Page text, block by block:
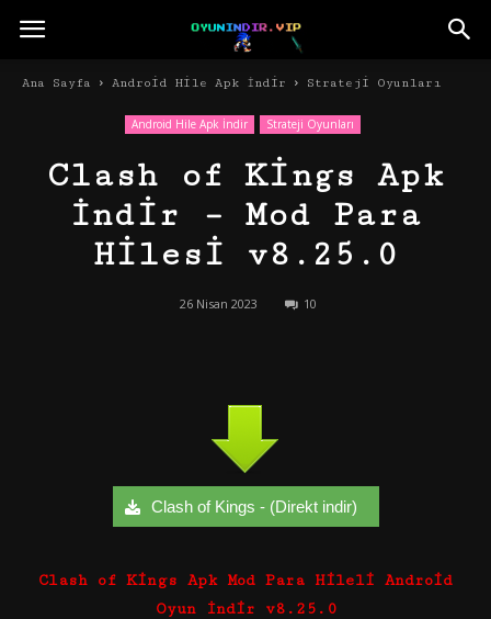
Ana Sayfa Android Hile Apk İndir Strateji Oyunları
Android Hile Apk İndir Strateji Oyunları
Clash of Kings Apk
İndir – Mod Para
Hilesi v8.25.0
26 Nisan 2023 10
Clash of Kings - (Direkt indir)
Clash of Kings Apk Mod Para Hileli Android
Oyun İndir v8.25.0